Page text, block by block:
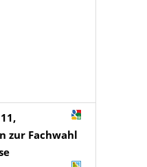
zur Fachwahl